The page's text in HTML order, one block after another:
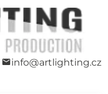
info@artlighting.cz